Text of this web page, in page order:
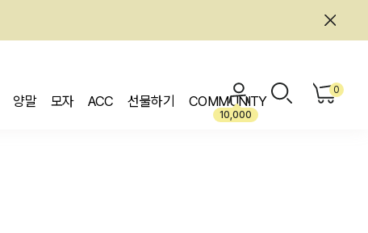
양말 모자 ACC 선물하기 COMMUNITY
10,000
0